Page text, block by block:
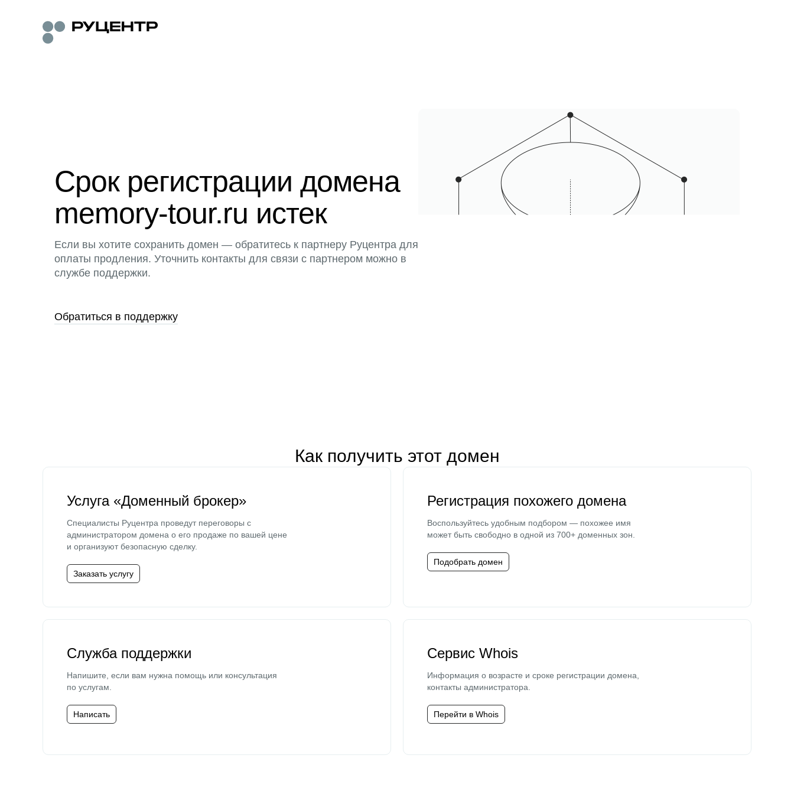
Срок регистрации домена
memory-tour.ru истек
Если вы хотите сохранить домен — обратитесь к партнеру Руцентра для
оплаты продления. Уточнить контакты для связи с партнером можно в
службе поддержки.
Обратиться в поддержку
Как получить этот домен
Услуга «Доменный брокер»
Специалисты Руцентра проведут переговоры с
администратором домена о его продаже по вашей цене
и организуют безопасную сделку.
Заказать услугу
Регистрация похожего домена
Воспользуйтесь удобным подбором — похожее имя
может быть свободно в одной из 700+ доменных зон.
Подобрать домен
Служба поддержки
Напишите, если вам нужна помощь или консультация
по услугам.
Написать
Сервис Whois
Информация о возрасте и сроке регистрации домена,
контакты администратора.
Перейти в Whois